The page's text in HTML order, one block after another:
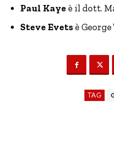
Paul Kaye è il dott.
Steve Evetsè
TAG